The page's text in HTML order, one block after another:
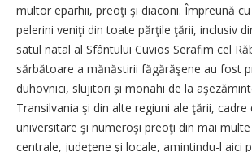
multor eparhii, preoţi şi diaconi. Împreună
pelerini veniţi din toate părţile ţării, inclusiv
satul natal al Sfântului Cuvios Serafim cel
sărbătoare a mă­năstirii făgărăşene au fost
duhovnici, slujitori și monahi de la
Transilvania şi din alte regiuni ale ţării, cadre
universitare şi numeroşi preoţi din mai
centrale, judeţene şi locale, amintindu-l aici